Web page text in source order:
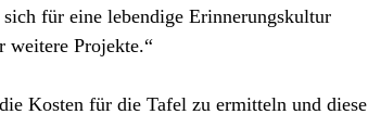
für eine lebendige Erinnerungskultur
weitere Projekte.“
Kosten für die Tafel zu ermitteln und diese